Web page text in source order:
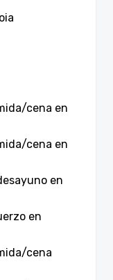
cena en
cena en
en
en
cena